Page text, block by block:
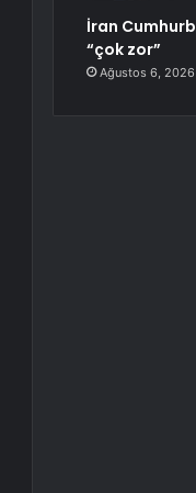
İran
“çok zor”
Ağustos 6, 2026